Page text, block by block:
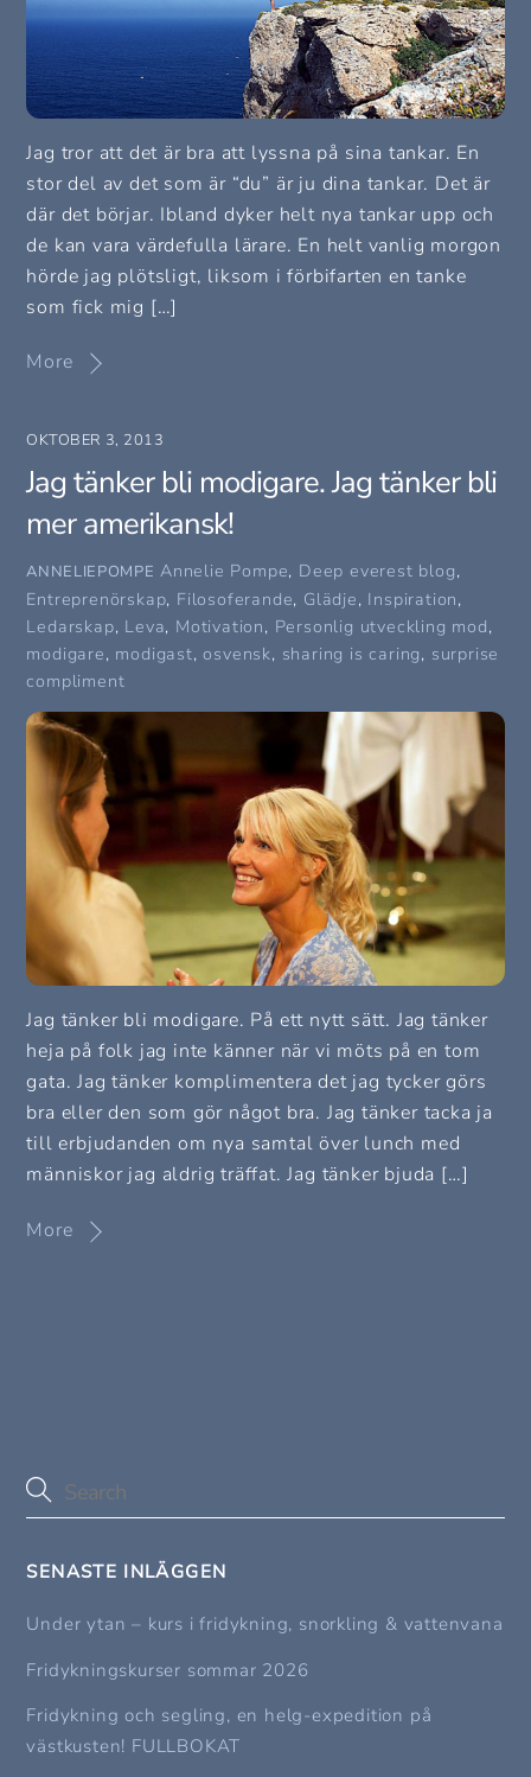
Jag tror att det är bra att lyssna på sina tankar. En
stor del av det som är “du” är ju dina tankar. Det är
där det börjar. Ibland dyker helt nya tankar upp och
de kan vara värdefulla lärare. En helt vanlig morgon
hörde jag plötsligt, liksom i förbifarten en tanke
som fick mig […]
More
OKTOBER 3, 2013
Jag tänker bli modigare. Jag tänker bli
mer amerikansk!
ANNELIEPOMPE Annelie Pompe, Deep everest blog,
Entreprenörskap, Filosoferande, Glädje, Inspiration,
Ledarskap, Leva, Motivation, Personlig utveckling mod,
modigare, modigast,osvensk, sharing is caring, surprise
compliment
Jag tänker bli modigare. På ett nytt sätt. Jag tänker
heja på folk jag inte känner när vi möts på en tom
gata. Jag tänker komplimentera det jag tycker görs
bra eller den som gör något bra. Jag tänker tacka ja
till erbjudanden om nya samtal över lunch med
människor jag aldrig träffat. Jag tänker bjuda […]
More
SENASTE INLÄGGEN
Under ytan – kurs i fridykning, snorkling & vattenvana
Fridykningskurser sommar 2026
Fridykning och segling, en helg-expedition på
västkusten! FULLBOKAT